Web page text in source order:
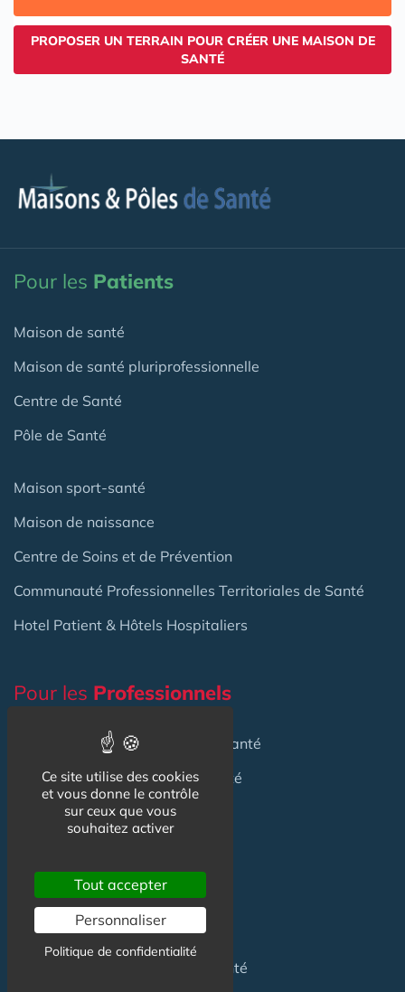
PROPOSER UN TERRAIN POUR CRÉER UNE MAISON DE
SANTÉ
Pour les Patients
Maison de santé
Maison de santé pluriprofessionnelle
Centre de Santé
Pôle de Santé
Maison sport-santé
Maison de naissance
Centre de Soins et de Prévention
Communauté Professionnelles Territoriales de Santé
Hotel Patient & Hôtels Hospitaliers
Pour les Professionnels
Location locauxen Maison de Santé
Achat locauxen Maison de Santé
en Centre de Santé
Créerune Maison de Santé
Financerune Maison de Santé
dans une Maison de Santé
Ce site utilise des cookies
et vous donne le contrôle
sur ceux que vous
souhaitez activer
Tout accepter
Personnaliser
Politique de confidentialité